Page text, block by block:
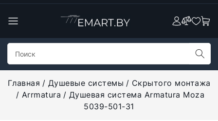
Главная Душевые системы
Скрытого монтажа
Arrmatura
Душевая система Armatura Moza
5039-501-31